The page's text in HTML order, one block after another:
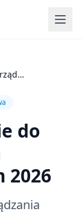
Oprogramowanie do zarządzania housekeepingiem 2026
do
2026